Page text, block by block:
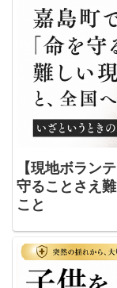
【現地ボラン
守ることさえ
こと